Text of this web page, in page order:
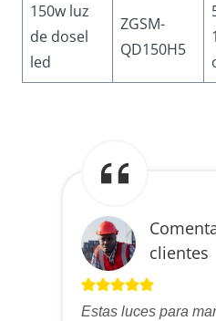
150w luz
de dosel
led
ZGSM-
QD150H5
clientes
Estas luces para